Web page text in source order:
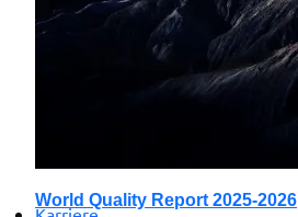
World Quality Report 2025-2026